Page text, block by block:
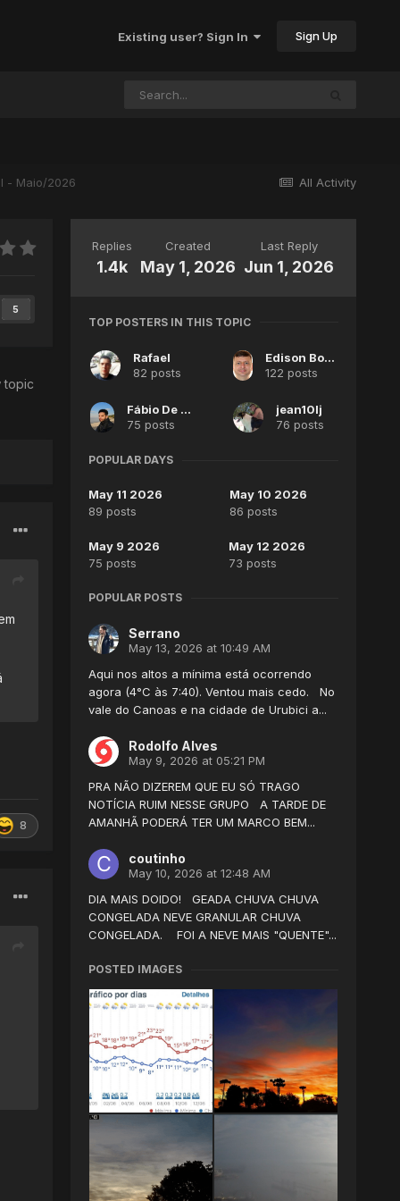
Existing user? Sign In Sign Up
All Activity
- Maio/2026
5
topic
8
Replies
1.4k
Created
May 1, 2026
Last Reply
Jun 1, 2026
TOP POSTERS IN THIS TOPIC
Rafael
82 posts
Edison Bocorny Jr
122 posts
Fábio De Nittis
75 posts
jean10lj
76 posts
POPULAR DAYS
May 11 2026
89 posts
May 10 2026
86 posts
May 9 2026
75 posts
May 12 2026
73 posts
POPULAR POSTS
Serrano
May 13, 2026 at 10:49 AM
Aqui nos altos a mínima está ocorrendo
agora (4°C às 7:40). Ventou mais cedo. No
vale do Canoas e na cidade de Urubici a...
Rodolfo Alves
May 9, 2026 at 05:21 PM
PRA NÃO DIZEREM QUE EU SÓ TRAGO
NOTÍCIA RUIM NESSE GRUPO A TARDE DE
AMANHÃ PODERÁ TER UM MARCO BEM...
coutinho
May 10, 2026 at 12:48 AM
DIA MAIS DOIDO! GEADA CHUVA CHUVA
CONGELADA NEVE GRANULAR CHUVA
CONGELADA. FOI A NEVE MAIS "QUENTE"...
POSTED IMAGES